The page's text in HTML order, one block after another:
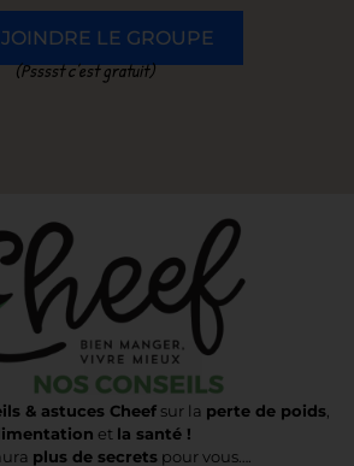
LE GROUPE
(Psssst c’est gratuit)
& astuces Cheefsur la perte de poids,
et la santé !
plus de secretspour vous….